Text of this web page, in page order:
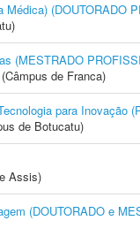
(DOUTORADO
(MESTRADO
de Franca)
para Inovação
de Botucatu)
Assis)
(DOUTORADO e